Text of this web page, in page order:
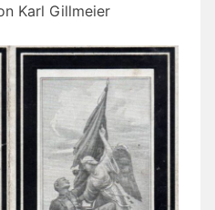
Karl Gillmeier